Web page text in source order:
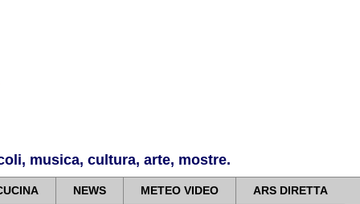
musica, cultura, arte, mostre.
NEWS METEO VIDEO ARS DIRETTA